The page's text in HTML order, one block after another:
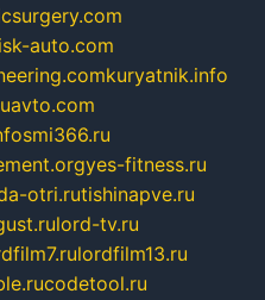
auto.com
kuryatnik.info
smi366.ru
yes-fitness.ru
otri.rutishinapve.ru
lord-tv.ru
lordfilm13.ru
codetool.ru